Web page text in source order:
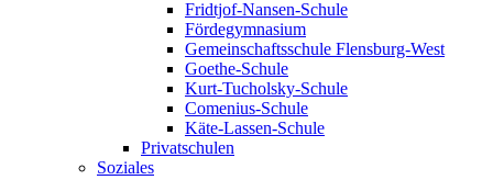
Fridtjof-Nansen-Schule
Fördegymnasium
Gemeinschaftsschule Flensburg-West
Goethe-Schule
Kurt-Tucholsky-Schule
Comenius-Schule
Käte-Lassen-Schule
Privatschulen
Soziales